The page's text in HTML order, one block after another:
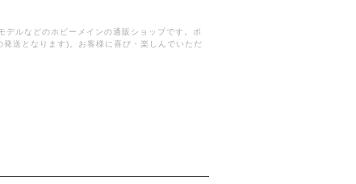
ルなどのホビーメインの通販ショップです。ボ
送となります)。お客様に喜び・楽しんでいただ